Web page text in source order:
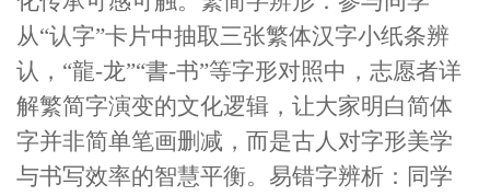
从“认字”卡片中抽取三张繁体汉字小纸条辨
认，“龍-龙”“書-书”等字形对照中，志愿者详
解繁简字演变的文化逻辑，让大家明白简体
字并非简单笔画删减，而是古人对字形美学
与书写效率的智慧平衡。易错字辨析：同学